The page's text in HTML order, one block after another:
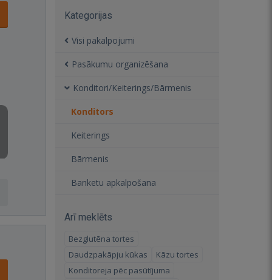
Kategorijas
Visi pakalpojumi
Pasākumu organizēšana
Konditori/Keiterings/Bārmenis
Konditors
Keiterings
Bārmenis
Banketu apkalpošana
Arī meklēts
Bezglutēna tortes
Daudzpakāpju kūkas
Kāzu tortes
Konditoreja pēc pasūtījuma